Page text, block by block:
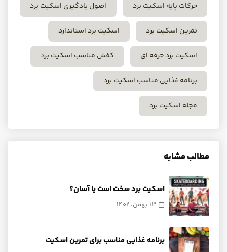
حرکات پایه اسکیت برد اصول یادگیری اسکیت برد
تمرین اسکیت برد اسکیت برد استاندارد
اسکیت برد حرفه ای کفش مناسب اسکیت برد
برنامه غذایی مناسب اسکیت برد
مجله اسکیت برد
مطالب مشابه
اسکیت برد سخت است یا آسان؟
13 بهمن، 1402
برنامه غذایی مناسب برای تمرین اسکیت